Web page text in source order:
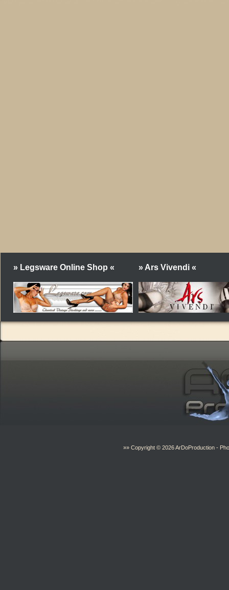
» Legsware Online Shop « » Ars Vivendi «
»» Copyright © 2026ArDoProduction -